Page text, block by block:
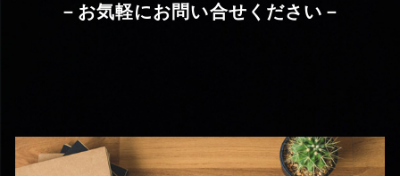
－お気軽にお問い合せください－